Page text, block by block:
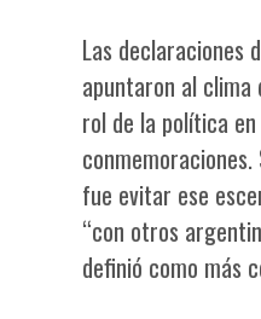
Las declaraciones
apuntaron al
rol de la política
fue evitar ese
“con otros
definió como más